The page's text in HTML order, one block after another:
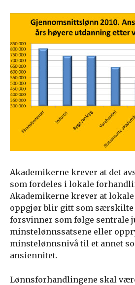
Akademikerne krever at det
som fordeles i lokale
Akademikerne krever at
oppgjør blir gitt som
forsvinner som følge sentrale
minstelønnssatsene eller
minstelønnsnivå til et annet
ansiennitet.
Lønnsforhandlingene skal